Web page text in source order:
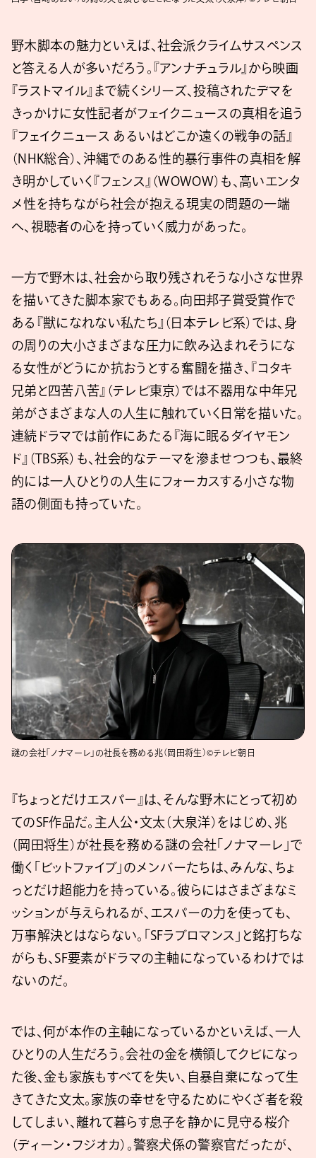
野木脚本の魅力といえば、社会派クライムサスペンス
と答える人が多いだろう。『アンナチュラル』から映画
『ラストマイル』まで続くシリーズ、投稿されたデマを
きっかけに女性記者がフェイクニュースの真相を追う
『フェイクニュース あるいはどこか遠くの戦争の話』
（NHK総合）、沖縄でのある性的暴行事件の真相を解
き明かしていく『フェンス』（WOWOW）も、高いエンタ
メ性を持ちながら社会が抱える現実の問題の一端
へ、視聴者の心を持っていく威力があった。
一方で野木は、社会から取り残されそうな小さな世界
を描いてきた脚本家でもある。向田邦子賞受賞作で
ある『獣になれない私たち』（日本テレビ系）では、身
の周りの大小さまざまな圧力に飲み込まれそうにな
る女性がどうにか抗おうとする奮闘を描き、『コタキ
兄弟と四苦八苦』（テレビ東京）では不器用な中年兄
弟がさまざまな人の人生に触れていく日常を描いた。
連続ドラマでは前作にあたる『海に眠るダイヤモン
ド』（TBS系）も、社会的なテーマを滲ませつつも、最終
的には一人ひとりの人生にフォーカスする小さな物
語の側面も持っていた。
謎の会社「ノナマーレ」の社長を務める兆（岡田将生）©テレビ朝日
『ちょっとだけエスパー』は、そんな野木にとって初め
てのSF作品だ。主人公・文太（大泉洋）をはじめ、兆
（岡田将生）が社長を務める謎の会社「ノナマーレ」で
働く「ビットファイブ」のメンバーたちは、みんな、ちょ
っとだけ超能力を持っている。彼らにはさまざまなミ
ッションが与えられるが、エスパーの力を使っても、
万事解決とはならない。「SFラブロマンス」と銘打ちな
がらも、SF要素がドラマの主軸になっているわけでは
ないのだ。
では、何が本作の主軸になっているかといえば、一人
ひとりの人生だろう。会社の金を横領してクビになっ
た後、金も家族もすべてを失い、自暴自棄になって生
きてきた文太。家族の幸せを守るためにやくざ者を殺
してしまい、離れて暮らす息子を静かに見守る桜介
（ディーン・フジオカ）。警察犬係の警察官だったが、